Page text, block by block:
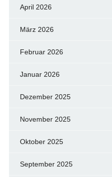
April 2026
März 2026
Februar 2026
Januar 2026
Dezember 2025
November 2025
Oktober 2025
September 2025